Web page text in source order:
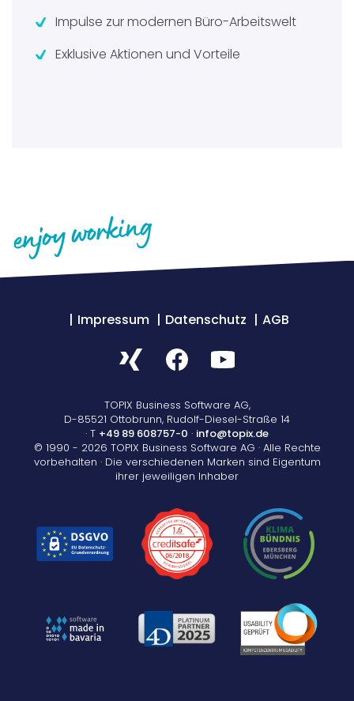
Impulse zur modernen Büro-Arbeitswelt
Exklusive Aktionen und Vorteile
Impressum Datenschutz AGB
TOPIX Business Software AG,
D-85521 Ottobrunn, Rudolf-Diesel-Straße 14
· T +49 89 608757-0 · info@topix.de
© 1990 - 2026 TOPIX Business Software AG · Alle Rechte
vorbehalten · Die verschiedenen Marken sind Eigentum
ihrer jeweiligen Inhaber